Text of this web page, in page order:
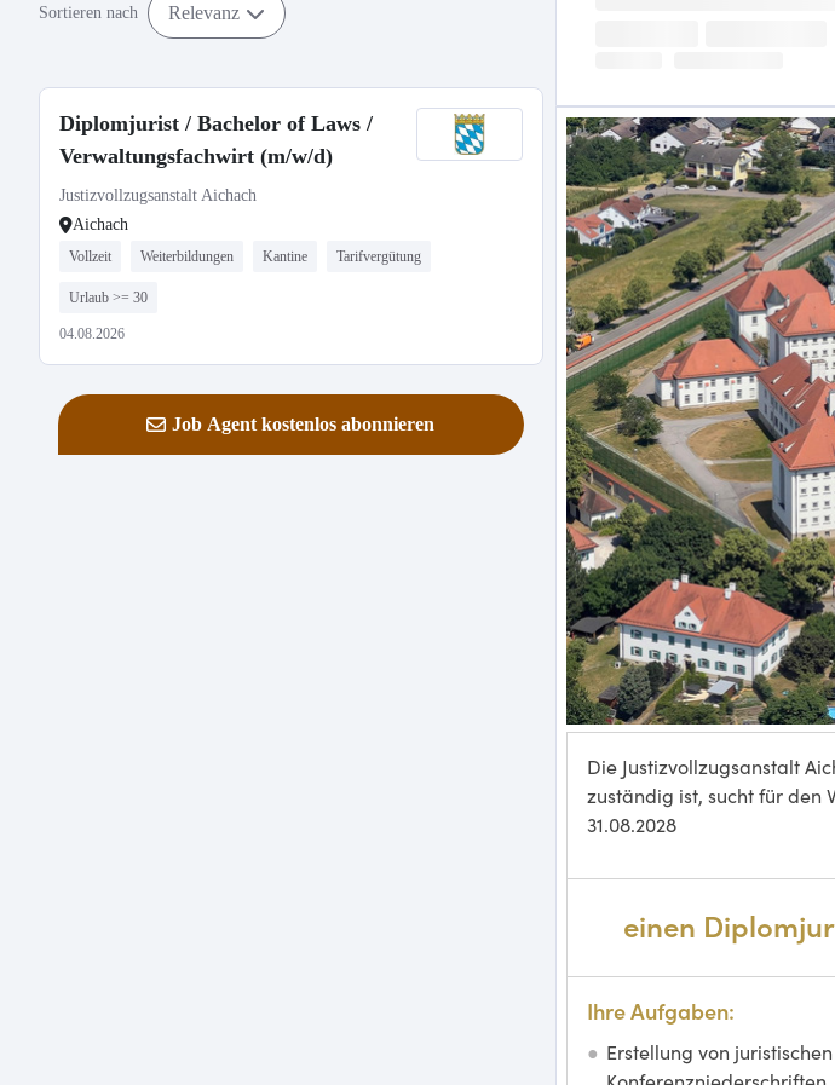
Sortieren nach Relevanz
Diplomjurist / Bachelor of Laws /
Verwaltungsfachwirt (m/w/d)
Justizvollzugsanstalt Aichach
Aichach
Vollzeit Weiterbildungen Kantine Tarifvergütung
Urlaub >= 30
04.08.2026
Job Agent kostenlos abonnieren